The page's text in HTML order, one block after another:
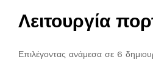
Λειτουργία
Επιλέγοντας ανάμεσα σε 6